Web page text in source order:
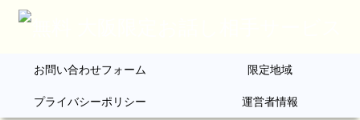
お問い合わせフォーム 限定地域
プライバシーポリシー 運営者情報